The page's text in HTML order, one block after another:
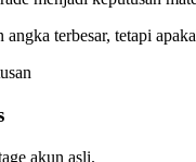
terbesar, tetapi
akun asli.